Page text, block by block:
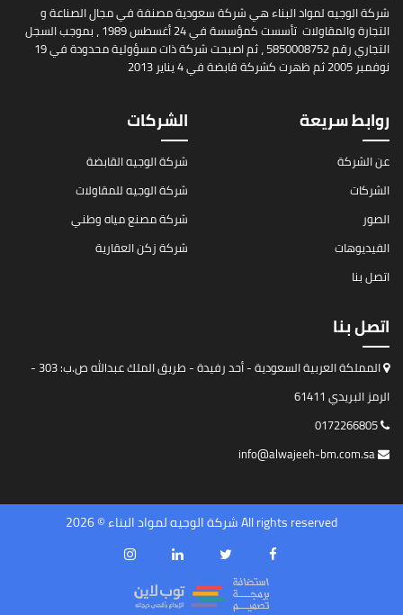
شركة الوجيه لمواد البناء هي شركة سعودية مصنفة في مجال الصناعة و
التجارة والمقاولات تأسست كمؤسسة في 24 أغسطس 1989 ، بموجب السجل
التجاري رقم 5850008752 ، ثم اصبحت شركة ذات مسؤولية محدودة في 19
نوفمبر 2005 ثم ظهرت كشركة قابضة في 4 يناير 2013
روابط سريعة
عن الشركة
الشركات
الصور
الفيديوهات
اتصل بنا
الشركات
شركة الوجيه القابضة
شركة الوجيه للمقاولات
شركة مصنع مياه وطني
شركة زكن العقارية
اتصل بنا
المملكة العربية السعودية - أحد رفيدة - طريق الملك عبدالله ص.ب: 303 -
الرمز البريدي 61411
All rights reserved شركة الوجيه لمواد البناء © 2026